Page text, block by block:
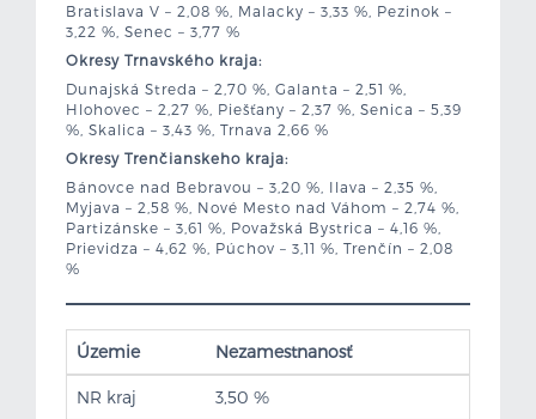
Bratislava V – 2,08 %, Malacky – 3,33 %, Pezinok –
3,22 %, Senec – 3,77 %
Okresy Trnavského kraja:
Dunajská Streda – 2,70 %, Galanta – 2,51 %,
Hlohovec – 2,27 %, Piešťany – 2,37 %, Senica – 5,39
%, Skalica – 3,43 %, Trnava 2,66 %
Okresy Trenčianskeho kraja:
Bánovce nad Bebravou – 3,20 %, Ilava – 2,35 %,
Myjava – 2,58 %, Nové Mesto nad Váhom – 2,74 %,
Partizánske – 3,61 %, Považská Bystrica – 4,16 %,
Prievidza – 4,62 %, Púchov – 3,11 %, Trenčín – 2,08
%
Územie Nezamestnanosť
NR kraj 3,50 %